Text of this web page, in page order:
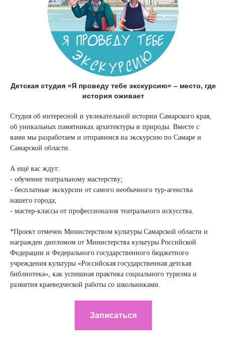
Детская студия «Я проведу тебе экскурсию» – место, где
история оживает
Студия об интересной и увлекательной истории Самарского края,
об уникальных памятниках архитектуры и природы. Вместе с
вами мы разработаем и отправимся на экскурсию по Самаре и
Самарской области.
А ещё вас ждут:
- обучение театральному мастерству;
- бесплатные экскурсии от самого необычного тур-агенства
нашего города;
- мастер-классы от профессионалов театрального искусства.
*Проект отмечен Министерством культуры Самарской области и
награжден дипломом от Министерства культуры Российской
Федерации и Федерального государственного бюджетного
учреждения культуры «Российская государственная детская
библиотека», как успешная практика социального туризма и
развития краеведческой работы со школьниками.
Записаться